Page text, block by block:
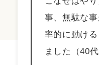
事、無駄な
率的に動け
ました（40代